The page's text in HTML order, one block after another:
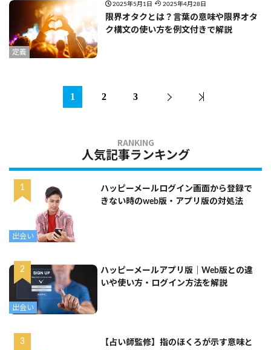
定義
2025年5月1日 2025年4月28日
限界オタクとは？言葉の意味や限界オタ
ク構文の使い方を例文付きで解説
1 2 3
人気記事ランキング
出会い
ハッピーメールログイン画面から登録で
きない時のweb版・アプリ版の対処法
出会い
ハッピーメールアプリ版｜Web版との違
いや使い方・ログイン方法を解説
【占い師監修】指のほくろが示す意味と